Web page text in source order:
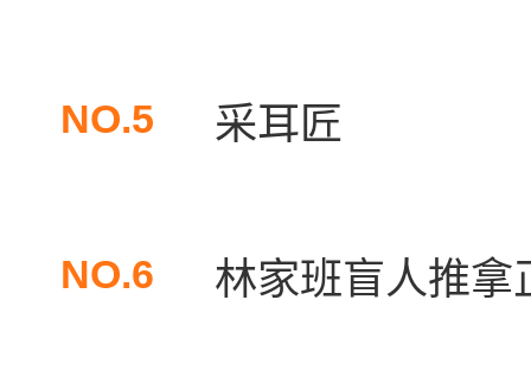
NO.5 采耳匠
NO.6 林家班盲人推拿